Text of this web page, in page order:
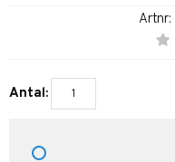
Artnr:
Antal: